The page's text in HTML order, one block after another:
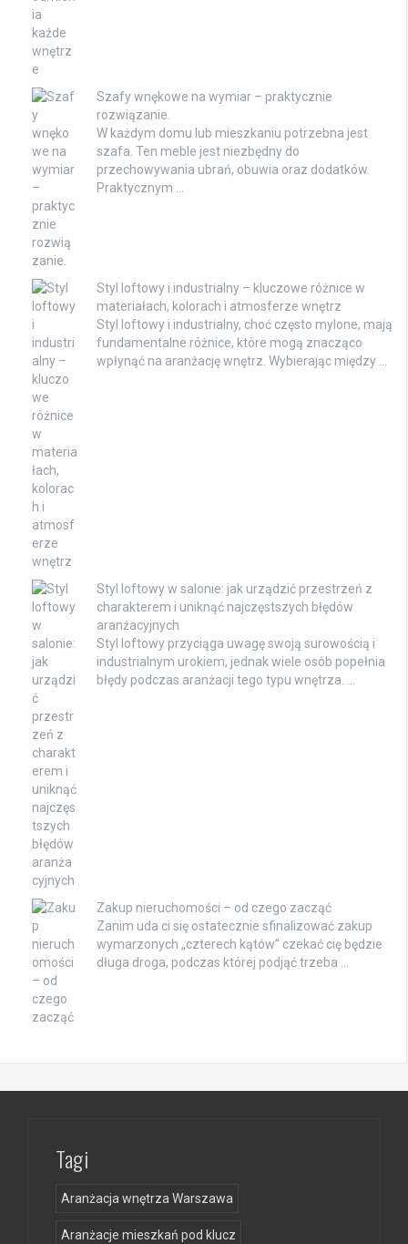
Szafy wnękowe na wymiar – praktycznie
rozwiązanie.
W każdym domu lub mieszkaniu potrzebna jest
szafa. Ten meble jest niezbędny do
przechowywania ubrań, obuwia oraz dodatków.
Praktycznym …
Styl loftowy i industrialny – kluczowe różnice w
materiałach, kolorach i atmosferze wnętrz
Styl loftowy i industrialny, choć często mylone, mają
fundamentalne różnice, które mogą znacząco
wpłynąć na aranżację wnętrz. Wybierając między …
Styl loftowy w salonie: jak urządzić przestrzeń z
charakterem i uniknąć najczęstszych błędów
aranżacyjnych
Styl loftowy przyciąga uwagę swoją surowością i
industrialnym urokiem, jednak wiele osób popełnia
błędy podczas aranżacji tego typu wnętrza. …
Zakup nieruchomości – od czego zacząć
Zanim uda ci się ostatecznie sfinalizować zakup
wymarzonych „czterech kątów” czekać cię będzie
długa droga, podczas której podjąć trzeba …
Tagi
Aranżacja wnętrza Warszawa
Aranżacje mieszkań pod klucz